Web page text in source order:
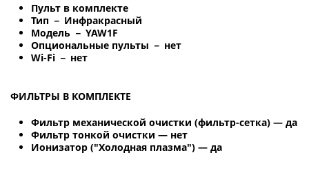
Пульт в комплекте
Тип － Инфракрасный
Модель － YAW1F
Опциональные пульты － нет
Wi-Fi － нет
ФИЛЬТРЫ В КОМПЛЕКТЕ
Фильтр механической очистки (фильтр-сетка) — да
Фильтр тонкой очистки — нет
Ионизатор ("Холодная плазма") — да